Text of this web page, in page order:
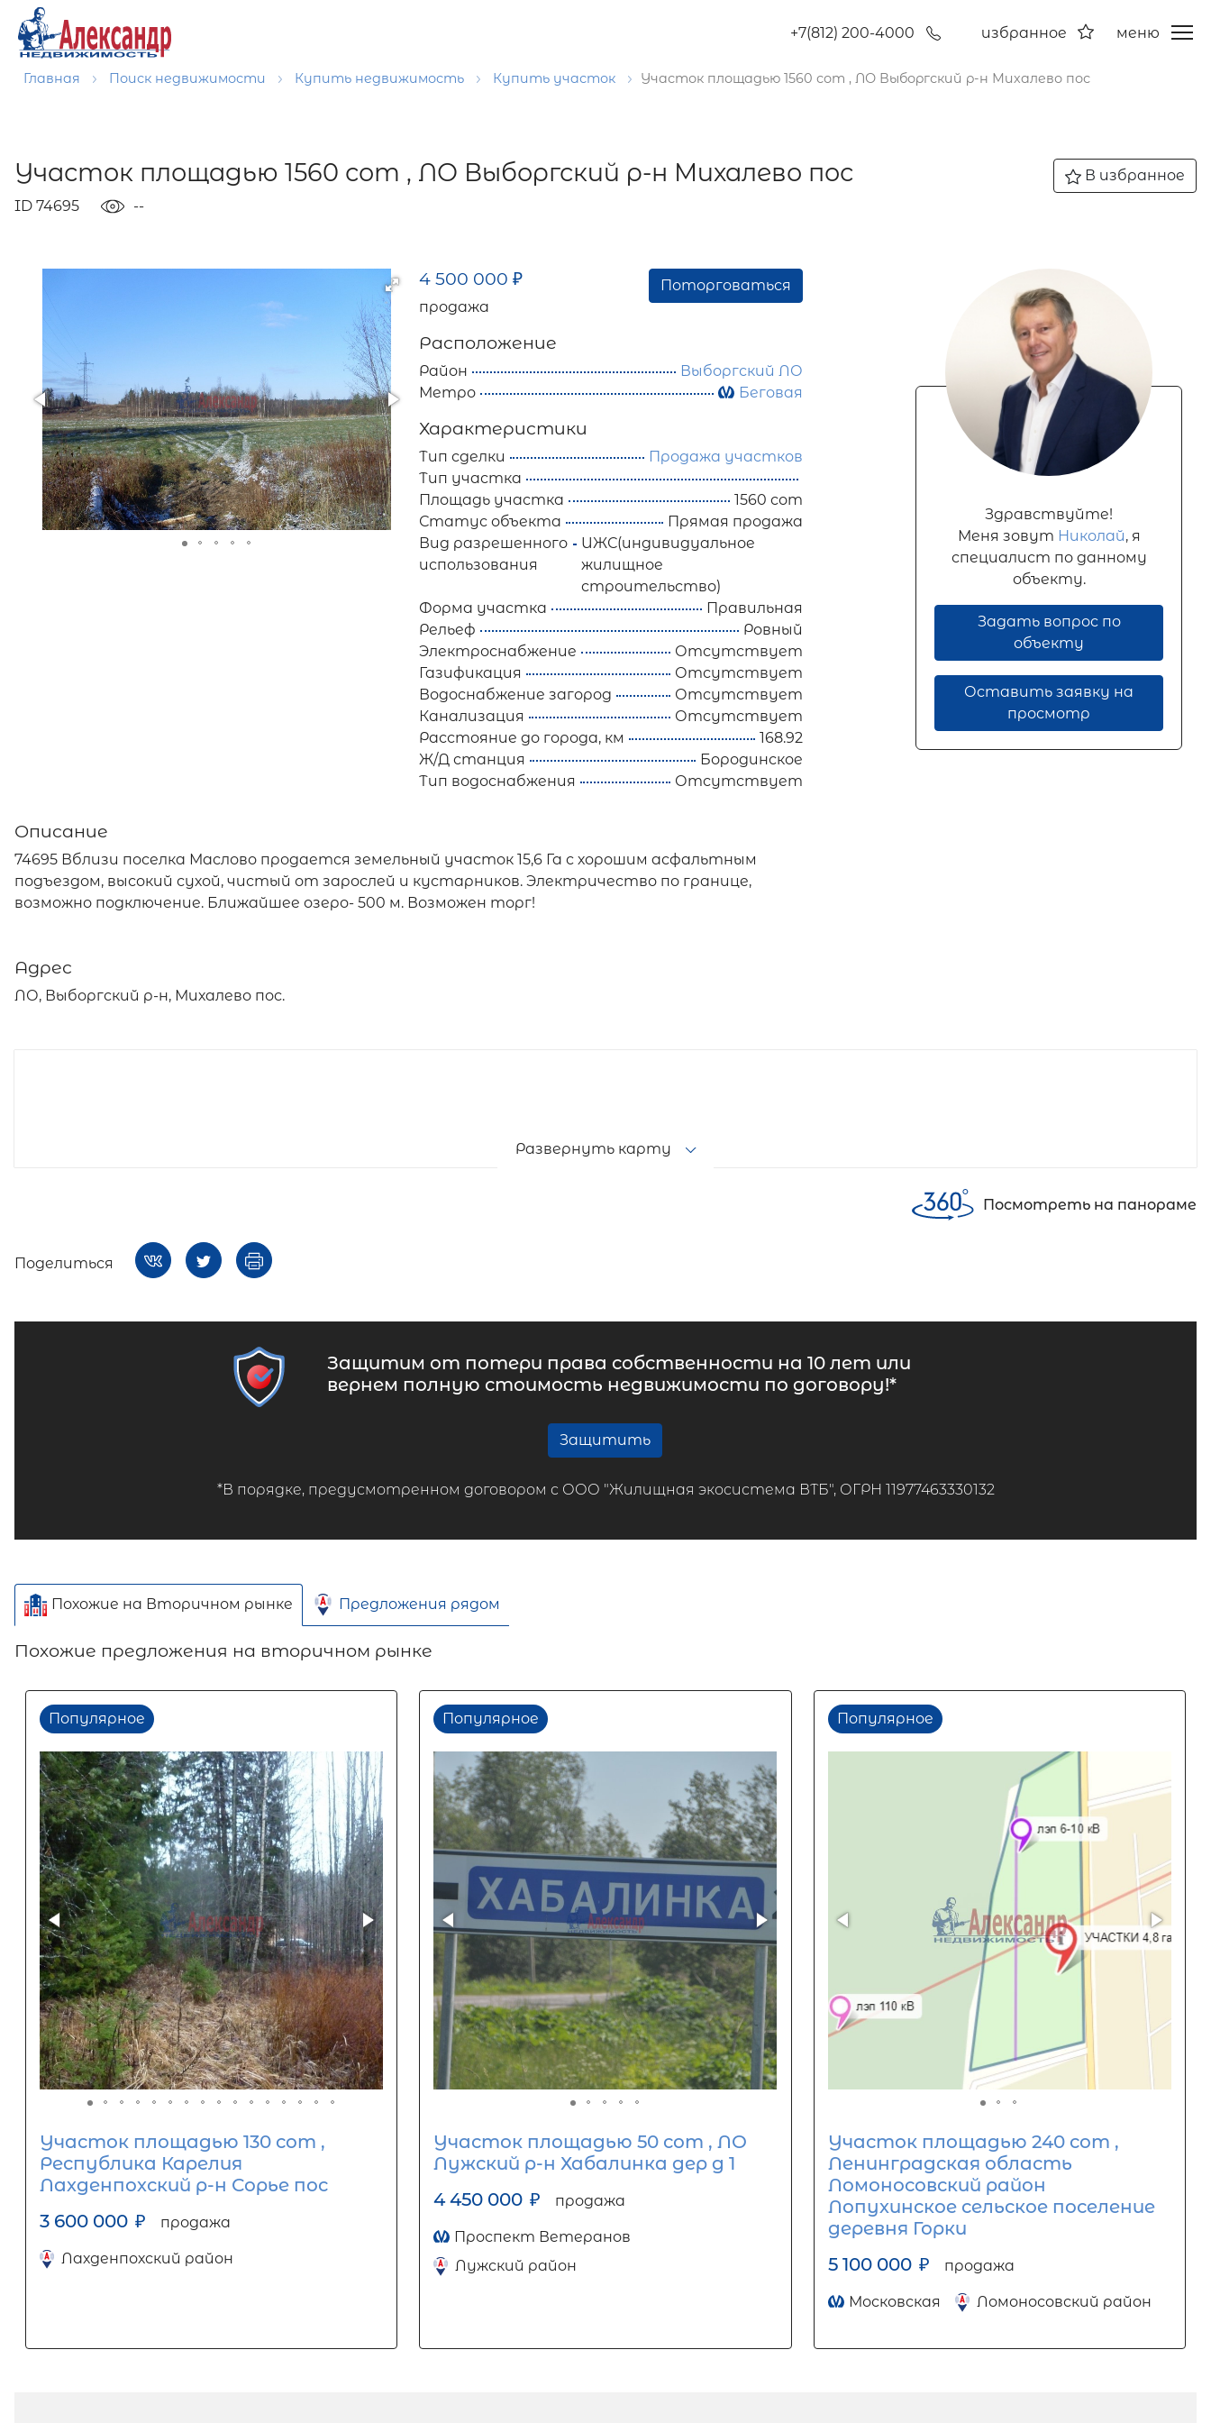
+7(812) 200-4000 избранное меню
Главная Поиск недвижимости Купить недвижимость Купить участок Участок площадью 1560 сот , ЛО Выборгский р-н Михалево пос
Участок площадью 1560 сот , ЛО Выборгский р-н Михалево пос
ID 74695 --
В избранное
4 500 000₽
продажа
Поторговаться
Расположение
Район
Выборгский ЛО
Метро
Беговая
Характеристики
Тип сделки
Продажа участков
Тип участка
Площадь участка
1560 сот
Статус объекта
Прямая продажа
Вид разрешенного
использования
ИЖС(индивидуальное
жилищное
строительство)
Форма участка
Правильная
Рельеф
Ровный
Электроснабжение
Отсутствует
Газификация
Отсутствует
Водоснабжение загород
Отсутствует
Канализация
Отсутствует
Расстояние до города, км
168.92
Ж/Д станция
Бородинское
Тип водоснабжения
Отсутствует
Описание
74695 Вблизи поселка Маслово продается земельный участок 15,6 Га с хорошим асфальтным
подъездом, высокий сухой, чистый от зарослей и кустарников. Электричество по границе,
возможно подключение. Ближайшее озеро- 500 м. Возможен торг!
Здравствуйте!
Меня зовут Николай, я
специалист по данному
объекту.
Задать вопрос по
объекту
Оставить заявку на
просмотр
Адрес
ЛО, Выборгский р-н, Михалево пос.
Развернуть карту
Посмотреть на панораме
Поделиться
Защитим от потери права собственности на 10 лет или
вернем полную стоимость недвижимости по договору!*
Защитить
*В порядке, предусмотренном договором с ООО "Жилищная экосистема ВТБ", ОГРН 11977463330132
Похожие на Вторичном рынке Предложения рядом
Похожие предложения на вторичном рынке
Популярное
Участок площадью 130 сот ,
Республика Карелия
Лахденпохский р-н Сорье пос
3 600 000 ₽ продажа
Лахденпохский район
Популярное
Участок площадью 50 сот , ЛО
Лужский р-н Хабалинка дер д 1
4 450 000 ₽ продажа
Проспект Ветеранов
Лужский район
Популярное
Участок площадью 240 сот ,
Ленинградская область
Ломоносовский район
Лопухинское сельское поселение
деревня Горки
5 100 000 ₽ продажа
Московская Ломоносовский район